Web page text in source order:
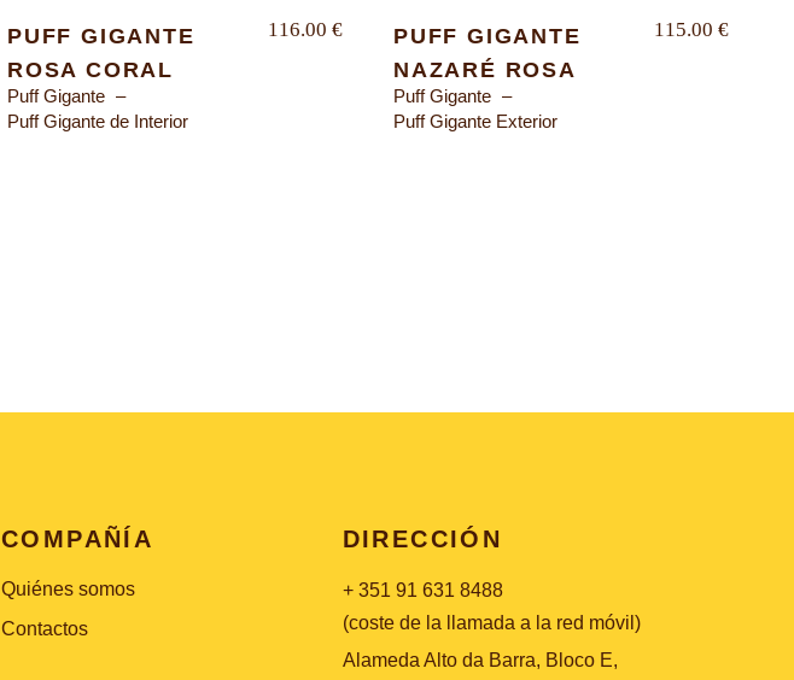
PUFF GIGANTE
ROSA CORAL
Puff Gigante
Puff Gigante de Interior
116.00 €
PUFF GIGANTE
NAZARÉ ROSA
Puff Gigante
Puff Gigante Exterior
115.00 €
COMPAÑÍA
Quiénes somos
Contactos
DIRECCIÓN
+ 351 91 631 8488
(coste de la llamada a la red móvil)
Alameda Alto da Barra, Bloco E,